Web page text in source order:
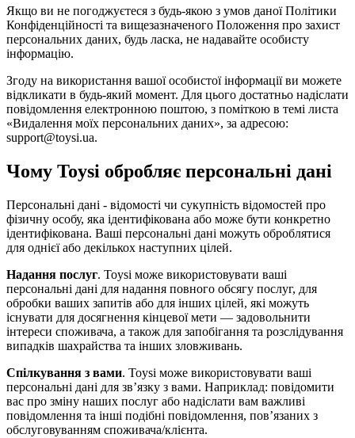
Якщо ви не погоджуєтеся з будь-якою з умов даної Політики
Конфіденційності та вищезазначеного Положення про захист
персональних даних, будь ласка, не надавайте особисту
інформацію.
Згоду на використання вашої особистої інформації ви можете
відкликати в будь-який момент. Для цього достатньо надіслати
повідомлення електронною поштою, з поміткою в темі листа
«Видалення моїх персональних даних», за адресою:
support@toysi.ua.
Чому Toysi обробляє персональні дані
Персональні дані - відомості чи сукупність відомостей про
фізичну особу, яка ідентифікована або може бути конкретно
ідентифікована. Ваші персональні дані можуть оброблятися
для однієї або декількох наступних цілей.
Надання послуг. Toysi може використовувати ваші
персональні дані для надання повного обсягу послуг, для
обробки ваших запитів або для інших цілей, які можуть
існувати для досягнення кінцевої мети — задовольнити
інтереси споживача, а також для запобігання та розслідування
випадків шахрайства та інших зловживань.
Спілкування з вами. Toysi може використовувати ваші
персональні дані для зв’язку з вами. Наприклад: повідомити
вас про зміну наших послуг або надіслати вам важливі
повідомлення та інші подібні повідомлення, пов’язаних з
обслуговуванням споживача/клієнта.